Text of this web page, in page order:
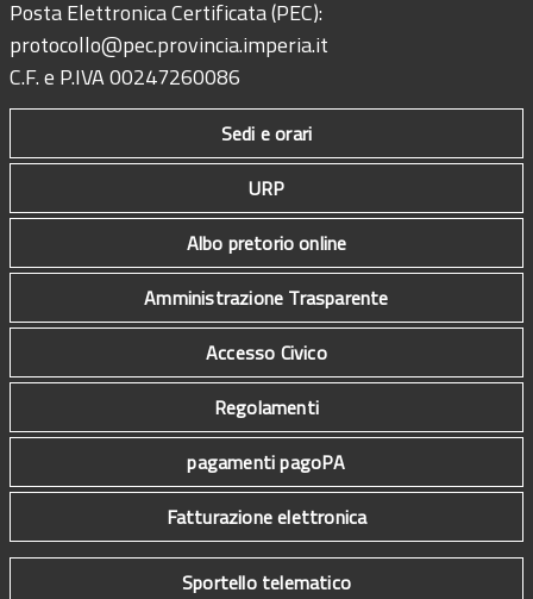
Posta Elettronica Certificata (PEC):
protocollo@pec.provincia.imperia.it
C.F. e P.IVA 00247260086
Sedi e orari
URP
Albo pretorio online
Amministrazione Trasparente
Accesso Civico
Regolamenti
pagamenti pagoPA
Fatturazione elettronica
Sportello telematico